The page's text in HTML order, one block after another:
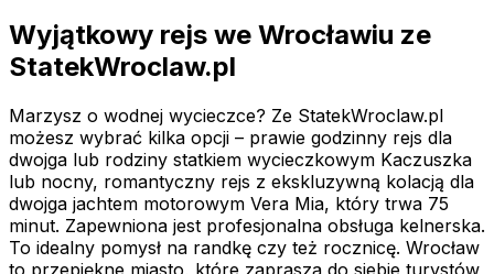
Wyjątkowy rejs we Wrocławiu ze
StatekWroclaw.pl
Marzysz o wodnej wycieczce? Ze StatekWroclaw.pl
możesz wybrać kilka opcji – prawie godzinny rejs dla
dwojga lub rodziny statkiem wycieczkowym Kaczuszka
lub nocny, romantyczny rejs z ekskluzywną kolacją dla
dwojga jachtem motorowym Vera Mia, który trwa 75
minut. Zapewniona jest profesjonalna obsługa kelnerska.
To idealny pomysł na randkę czy też rocznicę. Wrocław